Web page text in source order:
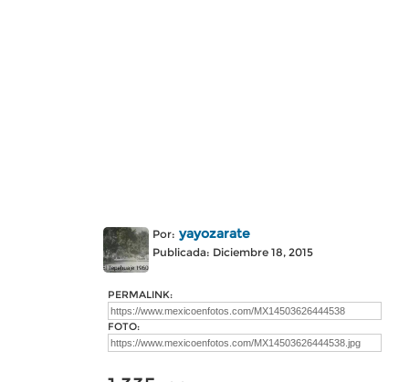
Por: yayozarate
Publicada: Diciembre 18, 2015
PERMALINK:
FOTO: